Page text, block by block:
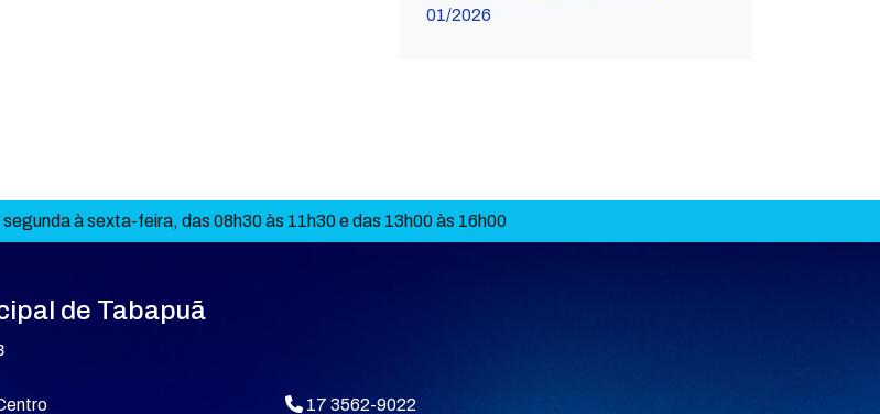
01/2026
à sexta-feira, das 08h30 às 11h30 e das 13h00 às 16h00
de Tabapuã
17 3562-9022